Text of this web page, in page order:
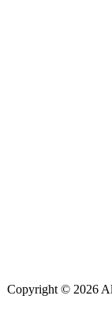
Copyright © 2026